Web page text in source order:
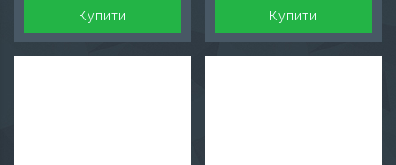
Купити
Купити